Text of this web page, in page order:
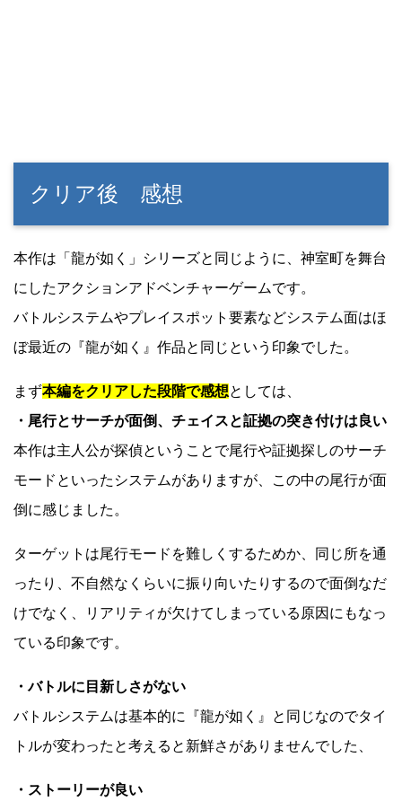
クリア後 感想
本作は「龍が如く」シリーズと同じように、神室町を舞台
にしたアクションアドベンチャーゲームです。
バトルシステムやプレイスポット要素などシステム面はほ
ぼ最近の『龍が如く』作品と同じという印象でした。
まず本編をクリアした段階で感想としては、
・尾行とサーチが面倒、チェイスと証拠の突き付けは良い
本作は主人公が探偵ということで尾行や証拠探しのサーチ
モードといったシステムがありますが、この中の尾行が面
倒に感じました。
ターゲットは尾行モードを難しくするためか、同じ所を通
ったり、不自然なくらいに振り向いたりするので面倒なだ
けでなく、リアリティが欠けてしまっている原因にもなっ
ている印象です。
・バトルに目新しさがない
バトルシステムは基本的に『龍が如く』と同じなのでタイ
トルが変わったと考えると新鮮さがありませんでした、
・ストーリーが良い